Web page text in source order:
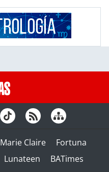
Marie Claire
Fortuna
Lunateen BATimes